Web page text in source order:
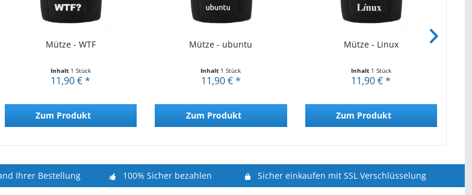
Mütze - WTF
Inhalt 1 Stück
11,90 € *
Zum Produkt
Mütze - ubuntu
Inhalt 1 Stück
11,90 € *
Zum Produkt
Mütze - Linux
Inhalt 1 Stück
11,90 € *
Zum Produkt
Ihrer Bestellung 100% Sicher bezahlen Sicher einkaufen mit SSL Verschlüsselung